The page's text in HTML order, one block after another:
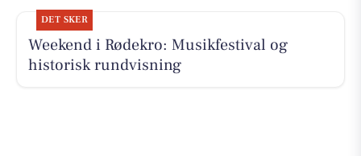
DET SKER
Weekend i Rødekro: Musikfestival og
historisk rundvisning